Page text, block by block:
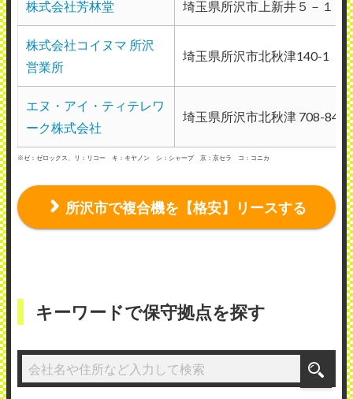
れます。それでも解決しない場合、約2時
間以内には来てくれます。定期メンテナン
した。
（業種：小売業）
2021年6月23日投稿
株式会社芳林堂 埼玉県所沢市上新井５－１７
株式会社コイヌマ 所沢
営業所
埼玉県所沢市北秋津140-1
エヌ・アイ・ティテレワ
ーク株式会社
埼玉県所沢市北秋津 708-84
※ゼ：ゼロックス、リ：リコー キ：キヤノン シ：シャープ 京：京セラ コ：コニカ
所沢市で複合機を【格安】リースする
キーワードで保守拠点を探す